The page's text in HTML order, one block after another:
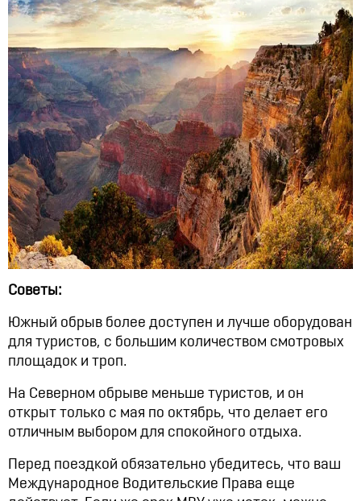
Советы:
Южный обрыв более доступен и лучше оборудован
для туристов, с большим количеством смотровых
площадок и троп.
На Северном обрыве меньше туристов, и он
открыт только с мая по октябрь, что делает его
отличным выбором для спокойного отдыха.
Перед поездкой обязательно убедитесь, что ваш
Международное Водительские Права еще